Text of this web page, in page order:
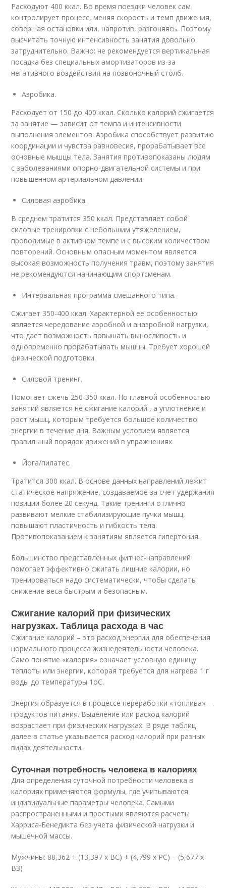
Расходуют 400 ккал. Во время поездки человек сам
контролирует процесс, меняя скорость и темп движения,
совершая остановки или, напротив, разгоняясь. Поэтому
высчитать точную интенсивность занятия довольно
затруднительно. Важно: не рекомендуется вертикальная
посадка без специальных амортизаторов из-за
негативного воздействия на позвоночный столб.
Аэробика.
Расходует от 150 до 400 ккал. Сколько калорий сжигается
за занятие — зависит от темпа и интенсивности
выполнения элементов. Аэробика способствует развитию
координации и чувства равновесия, прорабатывает все
основные мышцы тела. Занятия противопоказаны людям
с заболеваниями опорно-двигательной системы и при
повышенном артериальном давлении.
Силовая аэробика.
В среднем тратится 350 ккал. Представляет собой
силовые тренировки с небольшим утяжелением,
проводимые в активном темпе и с высоким количеством
повторений. Основным опасным моментом является
высокая возможность получения травм, поэтому занятия
не рекомендуются начинающим спортсменам.
Интервальная программа смешанного типа.
Сжигает 350-400 ккал. Характерной ее особенностью
является чередование аэробной и анаэробной нагрузки,
что дает возможность повышать выносливость и
одновременно прорабатывать мышцы. Требует хорошей
физической подготовки.
Силовой тренинг.
Помогает сжечь 250-350 ккал. Но главной особенностью
занятий является не сжигание калорий , а уплотнение и
рост мышц, которым требуется большое количество
энергии в течение дня. Важным условием является
правильный порядок движений в упражнениях
Йога/пилатес.
Тратится 300 ккал. В основе данных направлений лежит
статическое напряжение, создаваемое за счет удержания
позиции более 20 секунд. Такие тренинги отлично
развивают мелкие стабилизирующие пучки мышц,
повышают пластичность и гибкость тела.
Противопоказанием к занятиям является гипертония.
Большинство представленных фитнес-направлений
помогает эффективно сжигать лишние калории, но
тренироваться надо систематически, чтобы сделать
снижение веса быстрым и безопасным.
Сжигание калорий при физических
нагрузках. Таблица расхода в час
Сжигание калорий – это расход энергии для обеспечения
нормального процесса жизнедеятельности человека.
Само понятие «калория» означает условную единицу
теплоты или энергии, которая требуется для нагрева 1 г
воды до температуры 1 оС.
Энергия образуется в процессе переработки «топлива» –
продуктов питания. Выделение или расход калорий
возрастает при физических нагрузках. В ряде таблиц
далее в статье указывается расход калорий при разных
видах деятельности.
Суточная потребность человека в калориях
Для определения суточной потребности человека в
калориях применяются формулы, где учитываются
индивидуальные параметры человека. Самыми
распространенными и простыми являются расчеты
Харриса-Бенедикта без учета физической нагрузки и
мышечной массы.
Мужчины: 88,362 + (13,397 х ВС) + (4,799 х РС) – (5,677 х
ВЗ)